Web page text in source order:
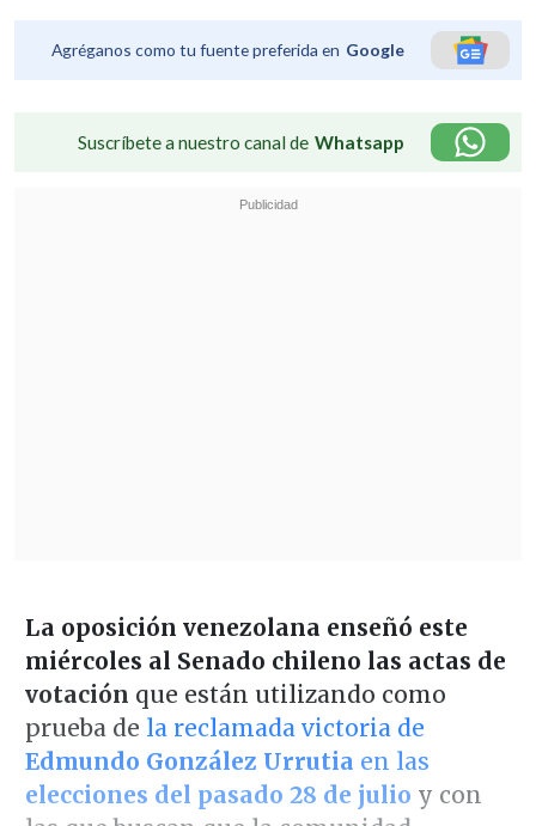
Agréganos como tu fuente preferida en Google
Suscríbete a nuestro canal de Whatsapp
La oposición venezolana enseñó este
miércoles al Senado chileno las actas de
votación que están utilizando como
prueba de la reclamada victoria de
Edmundo González Urrutia en las
elecciones del pasado 28 de julio y con